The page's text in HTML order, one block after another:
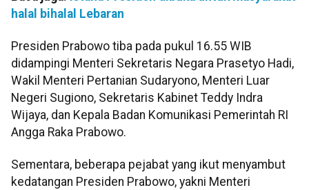
halal bihalal Lebaran
Presiden Prabowo tiba pada pukul 16.55 WIB
didampingi Menteri Sekretaris Negara Prasetyo Hadi,
Wakil Menteri Pertanian Sudaryono, Menteri Luar
Negeri Sugiono, Sekretaris Kabinet Teddy Indra
Wijaya, dan Kepala Badan Komunikasi Pemerintah RI
Angga Raka Prabowo.
Sementara, beberapa pejabat yang ikut menyambut
kedatangan Presiden Prabowo, yakni Menteri